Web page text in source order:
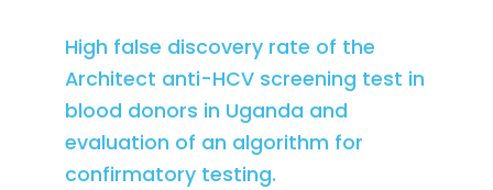
High false discovery rate of the
Architect anti-HCV screening test in
blood donors in Uganda and
evaluation of an algorithm for
confirmatory testing.